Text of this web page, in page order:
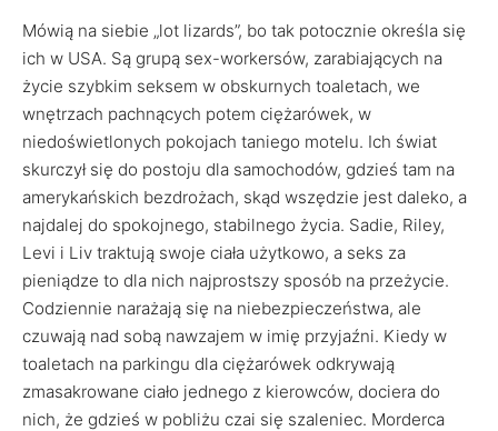
Mówią na siebie „lot lizards”, bo tak potocznie określa się
ich w USA. Są grupą sex-workersów, zarabiających na
życie szybkim seksem w obskurnych toaletach, we
wnętrzach pachnących potem ciężarówek, w
niedoświetlonych pokojach taniego motelu. Ich świat
skurczył się do postoju dla samochodów, gdzieś tam na
amerykańskich bezdrożach, skąd wszędzie jest daleko, a
najdalej do spokojnego, stabilnego życia. Sadie, Riley,
Levi i Liv traktują swoje ciała użytkowo, a seks za
pieniądze to dla nich najprostszy sposób na przeżycie.
Codziennie narażają się na niebezpieczeństwa, ale
czuwają nad sobą nawzajem w imię przyjaźni. Kiedy w
toaletach na parkingu dla ciężarówek odkrywają
zmasakrowane ciało jednego z kierowców, dociera do
nich, że gdzieś w pobliżu czai się szaleniec. Morderca